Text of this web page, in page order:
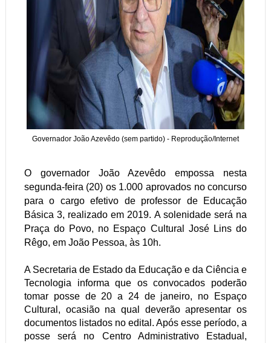
Governador João Azevêdo (sem partido) - Reprodução/Internet
O governador João Azevêdo empossa nesta
segunda-feira (20) os 1.000 aprovados no concurso
para o cargo efetivo de professor de Educação
Básica 3, realizado em 2019. A solenidade será na
Praça do Povo, no Espaço Cultural José Lins do
Rêgo, em João Pessoa, às 10h.
A Secretaria de Estado da Educação e da Ciência e
Tecnologia informa que os convocados poderão
tomar posse de 20 a 24 de janeiro, no Espaço
Cultural, ocasião na qual deverão apresentar os
documentos listados no edital. Após esse período, a
posse será no Centro Administrativo Estadual,